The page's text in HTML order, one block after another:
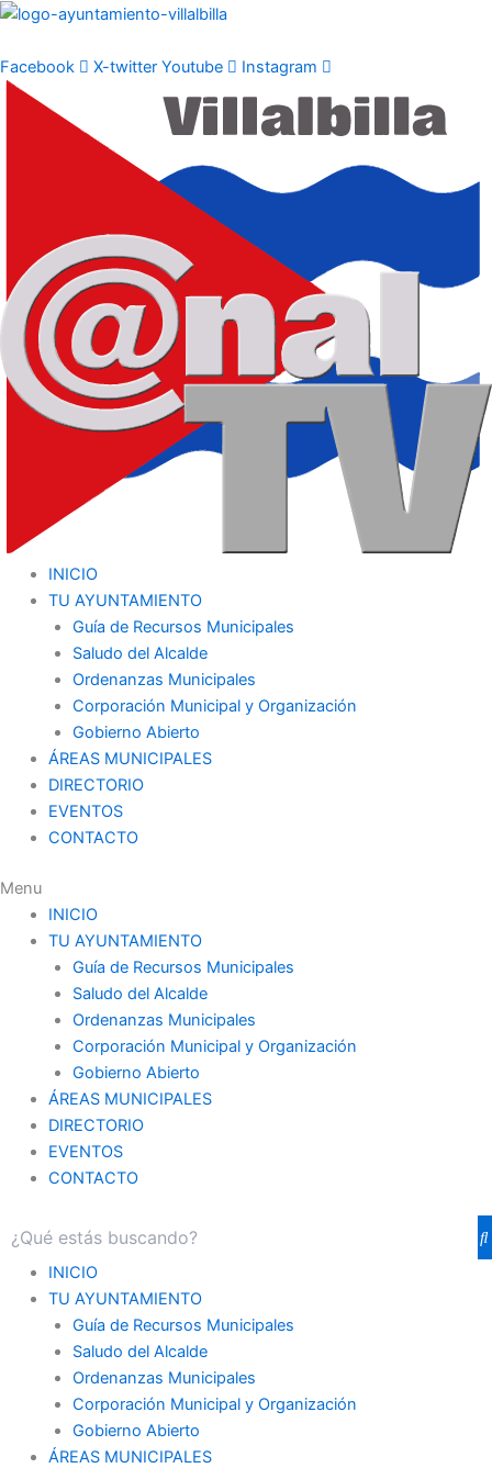
Ir
contenido
Facebook X-twitter Youtube Instagram
INICIO
TU AYUNTAMIENTO
Guía de Recursos Municipales
Saludo del Alcalde
Ordenanzas Municipales
Corporación Municipal y Organización
Gobierno Abierto
ÁREAS MUNICIPALES
DIRECTORIO
EVENTOS
CONTACTO
Menu
INICIO
TU AYUNTAMIENTO
Guía de Recursos Municipales
Saludo del Alcalde
Ordenanzas Municipales
Corporación Municipal y Organización
Gobierno Abierto
ÁREAS MUNICIPALES
DIRECTORIO
EVENTOS
CONTACTO
INICIO
TU AYUNTAMIENTO
Guía de Recursos Municipales
Saludo del Alcalde
Ordenanzas Municipales
Corporación Municipal y Organización
Gobierno Abierto
ÁREAS MUNICIPALES